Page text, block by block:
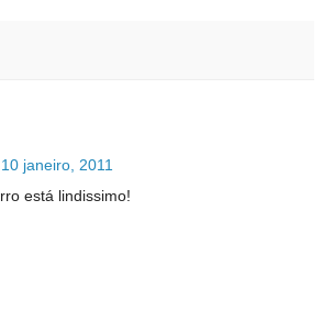
10 janeiro, 2011
está lindissimo!